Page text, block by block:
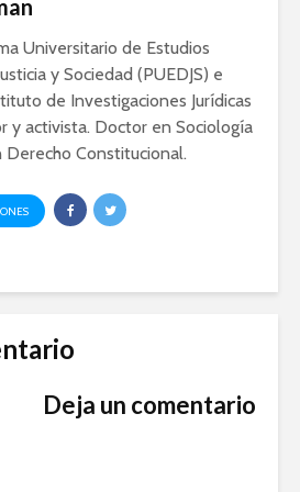
Universitario de Estudios
y Sociedad (PUEDJS) e
de Investigaciones Jurídicas
y activista. Doctor en Sociología
Constitucional.
Deja un comentario